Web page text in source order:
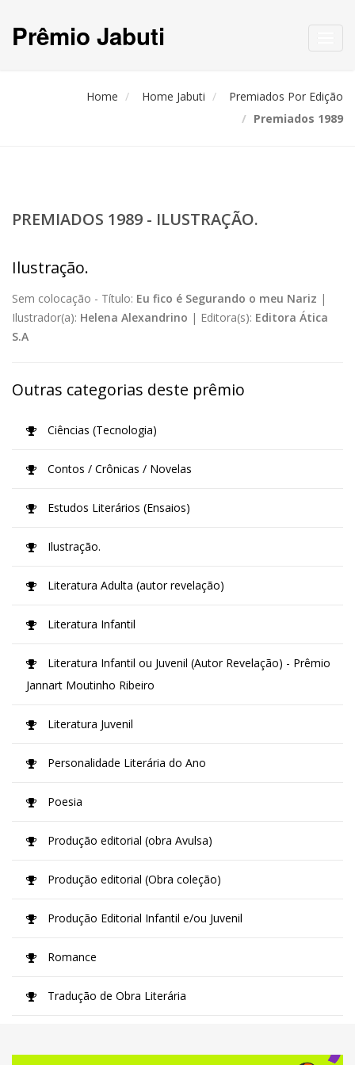
Prêmio Jabuti
Home Home Jabuti
Premiados Por Edição
Premiados 1989
PREMIADOS 1989 - ILUSTRAÇÃO.
Ilustração.
Sem colocação - Título: Eu fico é Segurando o meu Nariz |
Ilustrador(a): Helena Alexandrino | Editora(s): Editora Ática
S.A
Outras categorias deste prêmio
Ciências (Tecnologia)
Contos / Crônicas / Novelas
Estudos Literários (Ensaios)
Ilustração.
Literatura Adulta (autor revelação)
Literatura Infantil
Literatura Infantil ou Juvenil (Autor Revelação) - Prêmio
Jannart Moutinho Ribeiro
Literatura Juvenil
Personalidade Literária do Ano
Poesia
Produção editorial (obra Avulsa)
Produção editorial (Obra coleção)
Produção Editorial Infantil e/ou Juvenil
Romance
Tradução de Obra Literária